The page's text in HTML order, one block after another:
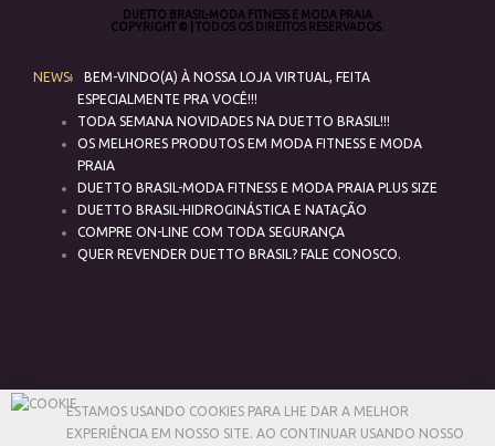
DUETTO BRASIL-MODA FITNESS E MODA PRAIA
COPYRIGHT © | TODOS OS DIREITOS RESERVADOS.
NEWS:
BEM-VINDO(A) À NOSSA LOJA VIRTUAL, FEITA
ESPECIALMENTE PRA VOCÊ!!!
TODA SEMANA NOVIDADES NA DUETTO BRASIL!!!
OS MELHORES PRODUTOS EM MODA FITNESS E MODA
PRAIA
DUETTO BRASIL-MODA FITNESS E MODA PRAIA PLUS SIZE
DUETTO BRASIL-HIDROGINÁSTICA E NATAÇÃO
COMPRE ON-LINE COM TODA SEGURANÇA
QUER REVENDER DUETTO BRASIL? FALE CONOSCO.
ESTAMOS USANDO COOKIES PARA LHE DAR A MELHOR
EXPERIÊNCIA EM NOSSO SITE. AO CONTINUAR USANDO NOSSO